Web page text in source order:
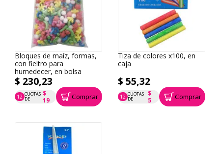
Bloques de maíz, formas,
con fieltro para
humedecer, en bolsa
$ 230,23
12 CUOTAS
DE
$
19
P.T.F. $ 230 Comprar
Tiza de colores x100, en
caja
$ 55,32
12 CUOTAS
DE
$
5
P.T.F. $ 55 Comprar